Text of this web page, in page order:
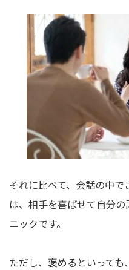
それに比べて、会話の中
は、相手を喜ばせて自分
ニックです。
ただし、褒めるといって